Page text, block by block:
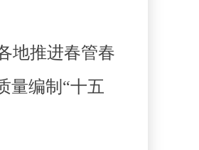
地推进春管春
量编制“十五